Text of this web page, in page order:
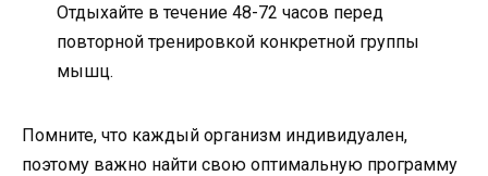
Отдыхайте в течение 48-72 часов перед
повторной тренировкой конкретной группы
мышц.
Помните, что каждый организм индивидуален,
поэтому важно найти свою оптимальную программу